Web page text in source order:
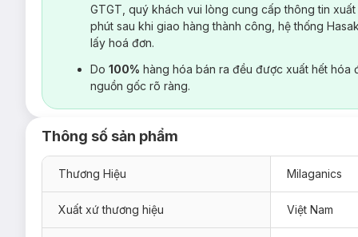
GTGT, quý khách vui lòng cung cấp thông tin
phút sau khi giao hàng thành công, hệ thống
lấy hoá đơn.
Do 100% hàng hóa bán ra đều được xuất hết hóa
nguồn gốc rõ ràng.
Thông số sản phẩm
Thương Hiệu Milaganics
Xuất xứ thương hiệu Việt Nam